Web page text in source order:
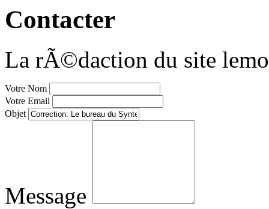
Contacter
La rÃ©daction du site
Votre Nom
Votre Email
Objet
Message